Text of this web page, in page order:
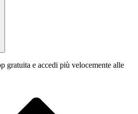
gratuita e accedi più velocemente alle